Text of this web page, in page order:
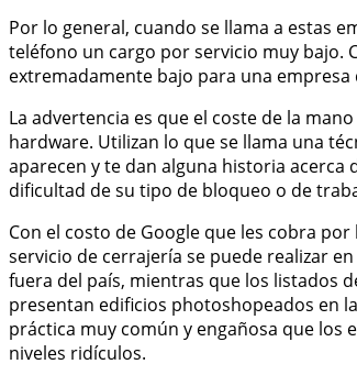
Por lo general, cuando se llama a estas
teléfono un cargo por servicio muy bajo.
extremadamente bajo para una
La advertencia es que el coste de la
hardware. Utilizan lo que se llama una
aparecen y te dan alguna historia acerca
dificultad de su tipo de bloqueo o de
Con el costo de Google que les cobra
servicio de cerrajería se puede realizar
fuera del país, mientras que los listados
presentan edificios photoshopeados en
práctica muy común y engañosa que los
niveles ridículos.